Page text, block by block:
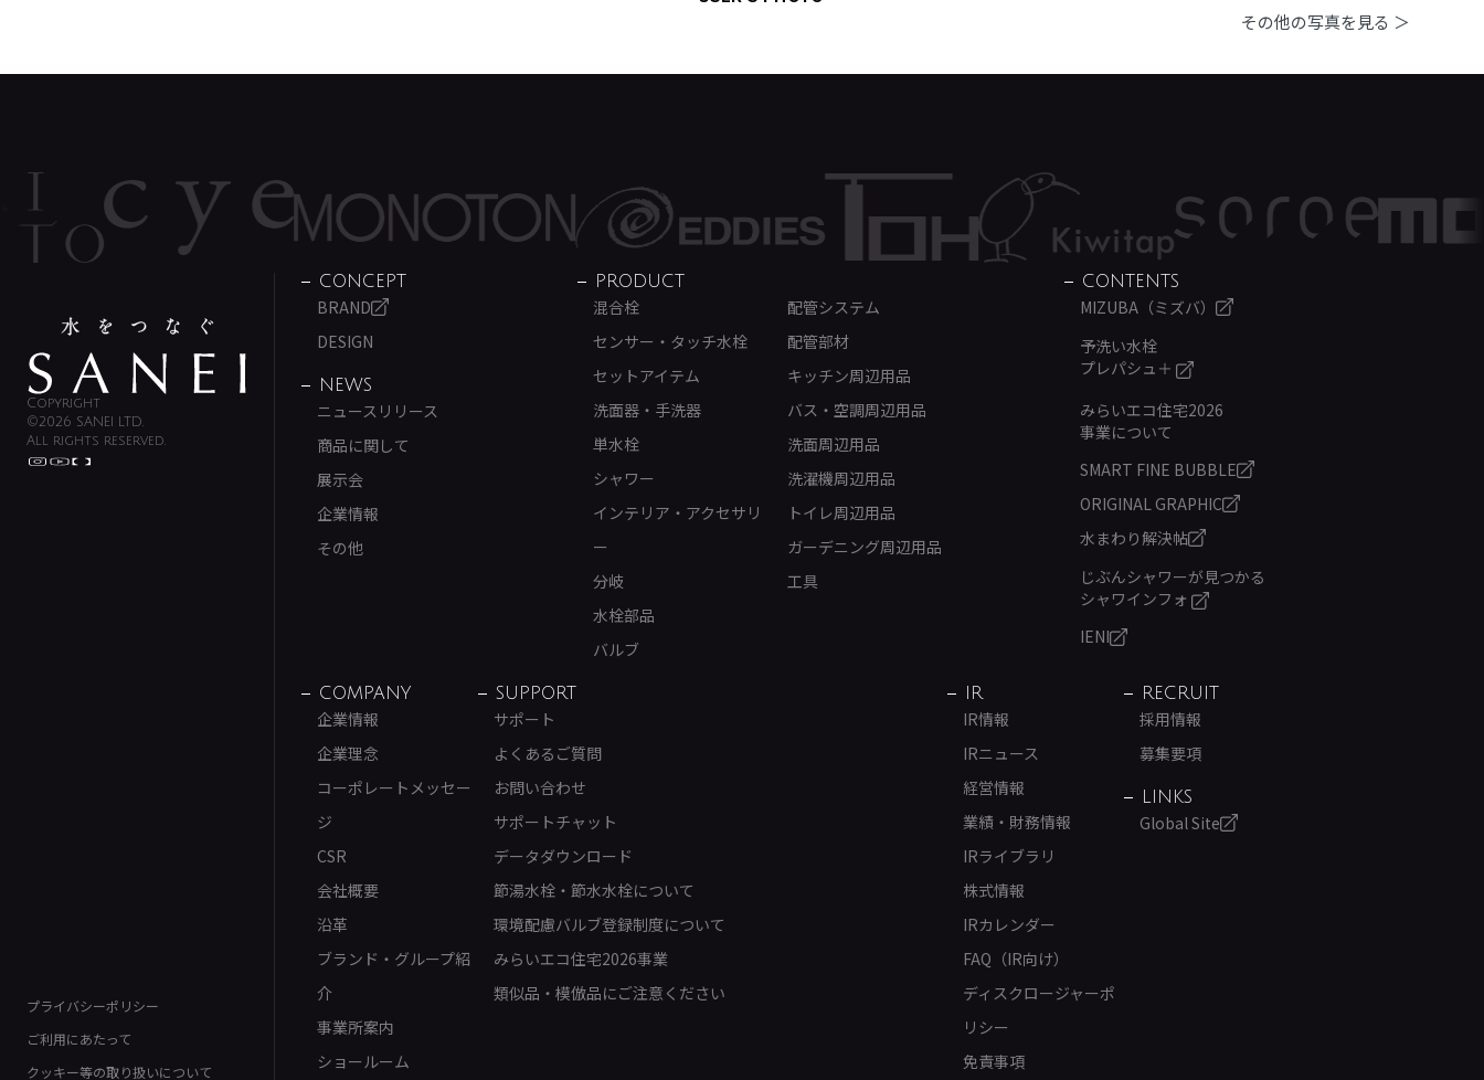
その他の写真を見る ＞
Copyright
©2026 SANEI LTD.
All rights reserved.
プライバシーポリシー
ご利用にあたって
クッキー等の取り扱いについて
CONCEPT
BRAND
DESIGN
NEWS
ニュースリリース
商品に関して
展示会
企業情報
その他
PRODUCT
混合栓
センサー・タッチ水栓
セットアイテム
洗面器・手洗器
単水栓
シャワー
インテリア・アクセサリ
ー
分岐
水栓部品
バルブ
配管システム
配管部材
キッチン周辺用品
バス・空調周辺用品
洗面周辺用品
洗濯機周辺用品
トイレ周辺用品
ガーデニング周辺用品
工具
CONTENTS
MIZUBA（ミズバ）
予洗い水栓
プレパシュ＋
みらいエコ住宅2026
事業について
SMART FINE BUBBLE
ORIGINAL GRAPHIC
水まわり解決帖
じぶんシャワーが見つかる
シャワインフォ
IENI
COMPANY
企業情報
企業理念
コーポレートメッセー
ジ
CSR
会社概要
沿革
ブランド・グループ紹
介
事業所案内
ショールーム
SUPPORT
サポート
よくあるご質問
お問い合わせ
サポートチャット
データダウンロード
節湯水栓・節水水栓について
環境配慮バルブ登録制度について
みらいエコ住宅2026事業
類似品・模倣品にご注意ください
IR
IR情報
IRニュース
経営情報
業績・財務情報
IRライブラリ
株式情報
IRカレンダー
FAQ（IR向け）
ディスクロージャーポ
リシー
免責事項
RECRUIT
採用情報
募集要項
LINKS
Global Site